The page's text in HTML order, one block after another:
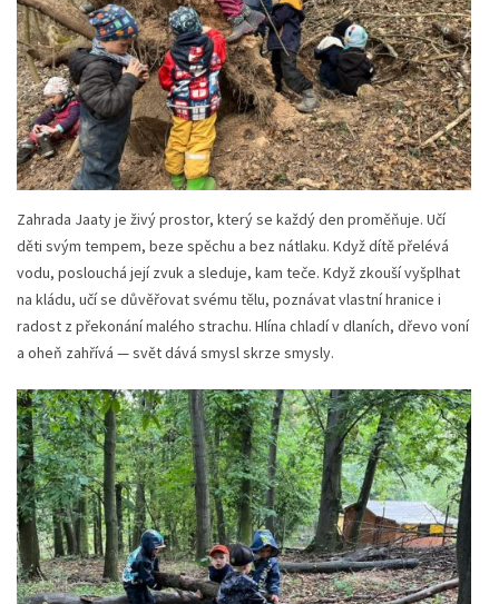
Zahrada Jaaty je živý prostor, který se každý den proměňuje. Učí
děti svým tempem, beze spěchu a bez nátlaku. Když dítě přelévá
vodu, poslouchá její zvuk a sleduje, kam teče. Když zkouší vyšplhat
na kládu, učí se důvěřovat svému tělu, poznávat vlastní hranice i
radost z překonání malého strachu. Hlína chladí v dlaních, dřevo voní
a oheň zahřívá — svět dává smysl skrze smysly.